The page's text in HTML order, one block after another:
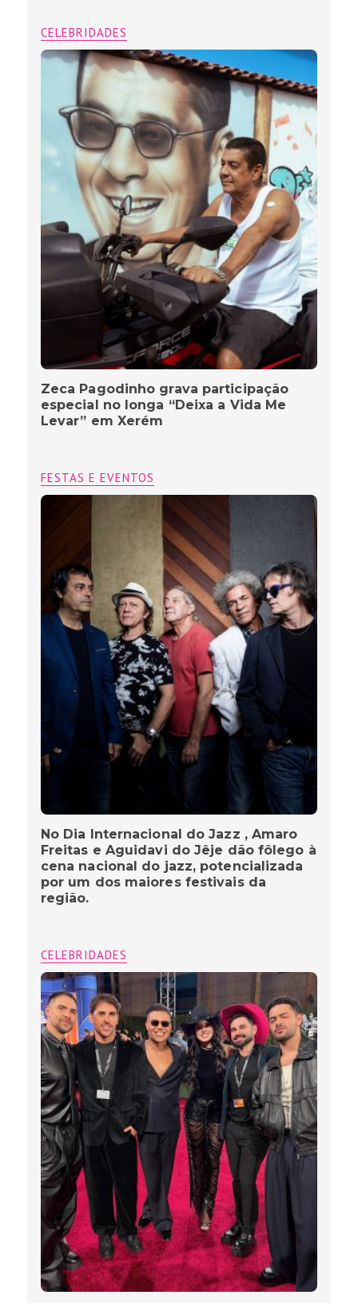
CELEBRIDADES
Zeca Pagodinho grava participação
especial no longa “Deixa a Vida Me
Levar” em Xerém
FESTAS E EVENTOS
No Dia Internacional do Jazz , Amaro
Freitas e Aguidavi do Jêje dão fôlego à
cena nacional do jazz, potencializada
por um dos maiores festivais da
região.
CELEBRIDADES